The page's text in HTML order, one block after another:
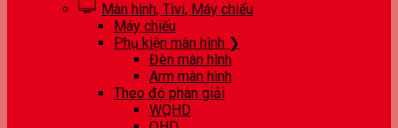
Màn hình, Tivi, Máy chiếu
Máy chiếu
Phụ kiện màn hình ❯
Đèn màn hình
Arm màn hình
Theo độ phân giải
WQHD